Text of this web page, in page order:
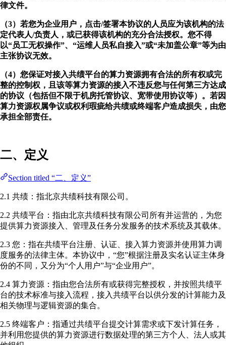
律文件。
（3）若您为企业用户，点击/签署本协议的人员应为该机构的法
定代表人/负责人，或已获得该机构的充分合法授权。您不得
以“员工无权操作”、“运维人员私自接入”或“未加盖公章”等为由
主张协议无效。
（4）您保证对接入共绩平台的算力资源拥有合法的所有权或完
整的控制权，且该等算力资源的接入不违反您与任何第三方达成
的协议（包括但不限于机房托管协议、宽带使用协议等）。若因
算力资源权属争议或权利瑕疵给共绩或终端客户造成损失，由您
承担全部责任。
二、定义
Section titled “二、定义”
2.1 共绩：指北京共绩科技有限公司。
2.2 共绩平台：指由北京共绩科技有限公司所有并运营的，为您
提供算力资源接入、管理及任务分发服务的技术系统及其载体。
2.3 您：指在共绩平台注册、认证、接入算力资源并使用算力调
度服务的法律主体。本协议中，“您”根据注册及实名认证主体身
份的不同，又分为“个人用户”与“企业用户”。
2.4 算力资源：指由您合法所有或获得完整授权，并按照共绩平
台的技术标准与接入流程，接入共绩平台以供分发的计算能力及
相关物理与逻辑资源的集合。
2.5 终端客户：指通过共绩平台提交计算需求或下发计算任务，
并利用您提供的算力资源进行数据处理的第三方个人、法人或其